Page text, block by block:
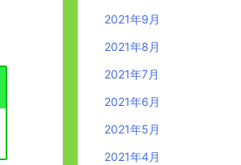
2021年9月
2021年8月
2021年7月
2021年6月
2021年5月
2021年4月